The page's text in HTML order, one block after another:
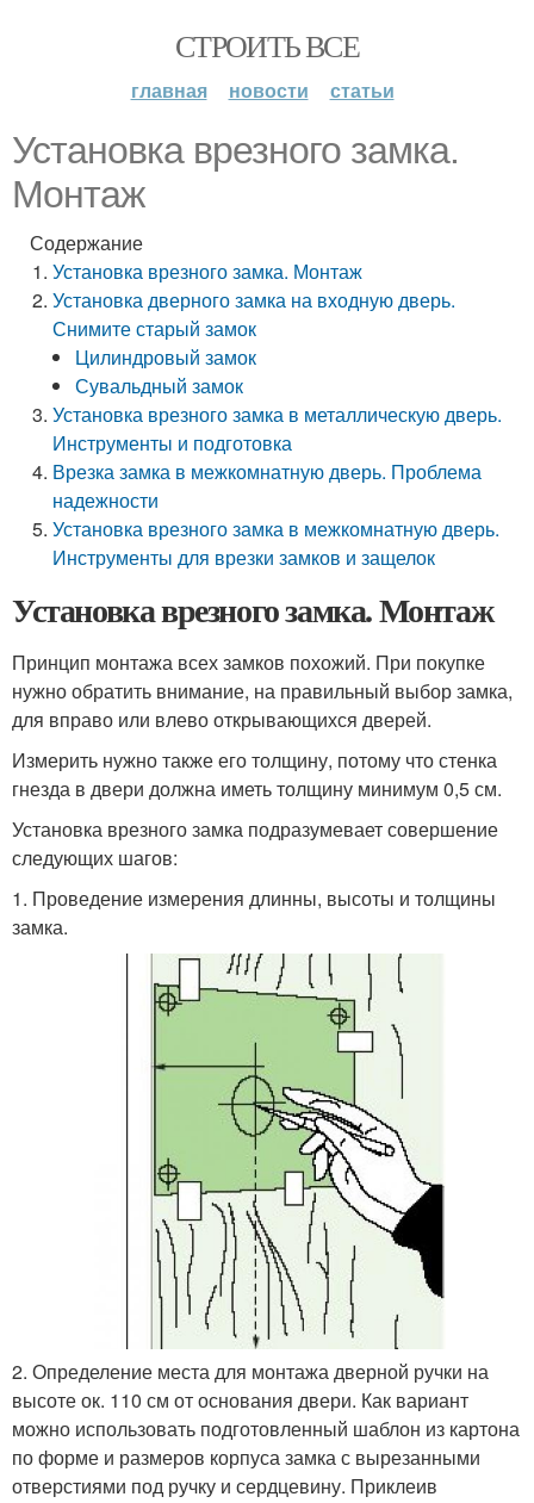
СТРОИТЬ ВСЕ
главная новости статьи
Установка врезного замка.
Монтаж
Содержание
Установка врезного замка. Монтаж
Установка дверного замка на входную дверь.
Снимите старый замок
Цилиндровый замок
Сувальдный замок
Установка врезного замка в металлическую дверь.
Инструменты и подготовка
Врезка замка в межкомнатную дверь. Проблема
надежности
Установка врезного замка в межкомнатную дверь.
Инструменты для врезки замков и защелок
Установка врезного замка. Монтаж
Принцип монтажа всех замков похожий. При покупке
нужно обратить внимание, на правильный выбор замка,
для вправо или влево открывающихся дверей.
Измерить нужно также его толщину, потому что стенка
гнезда в двери должна иметь толщину минимум 0,5 см.
Установка врезного замка подразумевает совершение
следующих шагов:
1. Проведение измерения длинны, высоты и толщины
замка.
2. Определение места для монтажа дверной ручки на
высоте ок. 110 см от основания двери. Как вариант
можно использовать подготовленный шаблон из картона
по форме и размеров корпуса замка с вырезанными
отверстиями под ручку и сердцевину. Приклеив